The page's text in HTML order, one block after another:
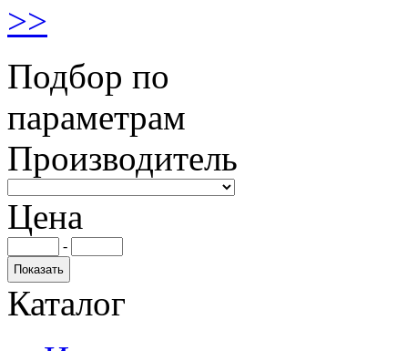
>>
Подбор по
параметрам
Производитель
Цена
-
Каталог